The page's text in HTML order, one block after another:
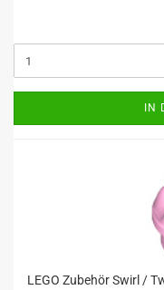
IN
LEGO Zubehör Swirl /